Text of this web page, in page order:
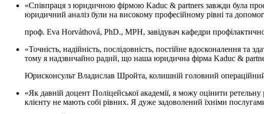
«Співпраця з юридичною фірмою Kaduc & partners завжди була
юридичний аналіз були на високому професійному рівні та
проф. Eva Horváthová, PhD., MPH, завідувач кафедри
«Точність, надійність, послідовність, постійне вдосконалення та
тому я надзвичайно радий, що наша юридична фірма Kaduc &
Юрисконсульт Владислав Шройта, колишній головний
«Як давній доцент Поліцейської академії, я можу оцінити
клієнту не мають собі рівних. Я дуже задоволений їхніми